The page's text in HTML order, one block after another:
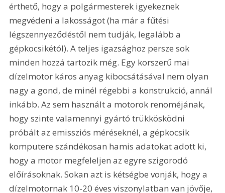
érthető, hogy a polgármesterek igyekeznek
megvédeni a lakosságot (ha már a fűtési
légszennyeződéstől nem tudják, legalább a
gépkocsikétól). A teljes igazsághoz persze sok
minden hozzá tartozik még. Egy korszerű mai
dízelmotor káros anyag kibocsátásával nem olyan
nagy a gond, de minél régebbi a konstrukció, annál
inkább. Az sem használt a motorok renoméjának,
hogy szinte valamennyi gyártó trükkösködni
próbált az emissziós méréseknél, a gépkocsik
komputere szándékosan hamis adatokat adott ki,
hogy a motor megfeleljen az egyre szigorodó
előírásoknak. Sokan azt is kétségbe vonják, hogy a
dízelmotornak 10-20 éves viszonylatban van jövője,